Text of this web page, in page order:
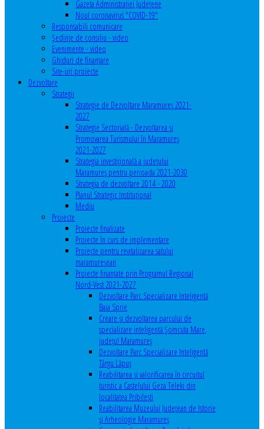
Gazeta Administraţiei Judeţene
Noul coronavirus "COVID-19"
Responsabili comunicare
Şedinţe de consiliu - video
Evenimente - video
Ghiduri de finanţare
Site-uri proiecte
Dezvoltare
Strategii
Strategie de Dezvoltare Maramureș 2021-
2027
Strategie Sectorială - Dezvoltarea și
Promovarea Turismului în Maramureș
2021-2027
Strategia investiţională a județului
Maramureș pentru perioada 2021-2030
Strategia de dezvoltare 2014 - 2020
Planul Strategic Instituţional
Mediu
Proiecte
Proiecte finalizate
Proiecte în curs de implementare
Proiecte pentru revitalizarea satului
maramureşean
Proiecte finanțate prin Programul Regional
Nord-Vest 2021-2027
Dezvoltare Parc Specializare Inteligentă
Baia Sprie
Creare și dezvoltarea parcului de
specializare inteligentă Șomcuta Mare,
județul Maramureș
Dezvoltare Parc Specializare Inteligentă
Târgu Lăpuș
Reabilitarea și valorificarea în circuitul
turistic a Castelului Geza Teleki din
localitatea Pribilești
Reabilitarea Muzeului Județean de Istorie
și Arheologie Maramureș